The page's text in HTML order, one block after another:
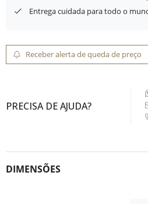
Entrega cuidada para todo o
Receber alerta de queda de preço
PRECISA DE AJUDA?
DIMENSÕES